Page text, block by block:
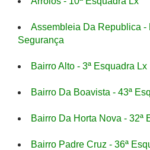
Assembleia Da Republica -
Segurança
Bairro Alto - 3ª Esquadra Lx
Bairro Da Boavista - 43ª
Bairro Da Horta Nova - 32ª
Bairro Padre Cruz - 36ª